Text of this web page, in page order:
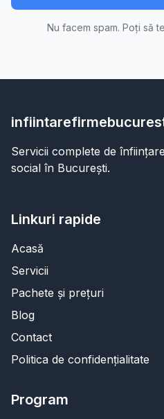
Nu facem spam. Poți să
Servicii complete de
social în București.
Linkuri rapide
Acasă
Servicii
Pachete și prețuri
Blog
Contact
Politica de confidențialitate
Program